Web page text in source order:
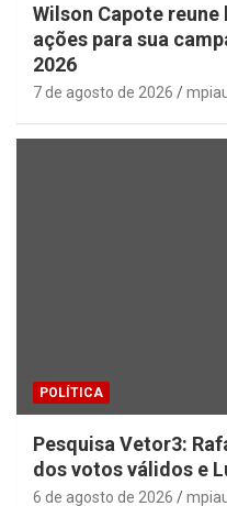
Wilson Capote
ações para sua
2026
7 de agosto de 2026
POLÍTICA
Pesquisa Vetor3:
dos votos válidos e
6 de agosto de 2026